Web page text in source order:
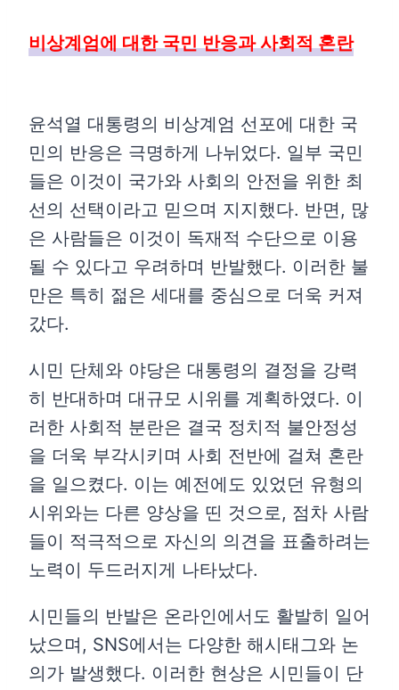
비상계엄에 대한 국민 반응과 사회적 혼란
윤석열 대통령의 비상계엄 선포에 대한 국
민의 반응은 극명하게 나뉘었다. 일부 국민
들은 이것이 국가와 사회의 안전을 위한 최
선의 선택이라고 믿으며 지지했다. 반면, 많
은 사람들은 이것이 독재적 수단으로 이용
될 수 있다고 우려하며 반발했다. 이러한 불
만은 특히 젊은 세대를 중심으로 더욱 커져
갔다.
시민 단체와 야당은 대통령의 결정을 강력
히 반대하며 대규모 시위를 계획하였다. 이
러한 사회적 분란은 결국 정치적 불안정성
을 더욱 부각시키며 사회 전반에 걸쳐 혼란
을 일으켰다. 이는 예전에도 있었던 유형의
시위와는 다른 양상을 띤 것으로, 점차 사람
들이 적극적으로 자신의 의견을 표출하려는
노력이 두드러지게 나타났다.
시민들의 반발은 온라인에서도 활발히 일어
났으며, SNS에서는 다양한 해시태그와 논
의가 발생했다. 이러한 현상은 시민들이 단